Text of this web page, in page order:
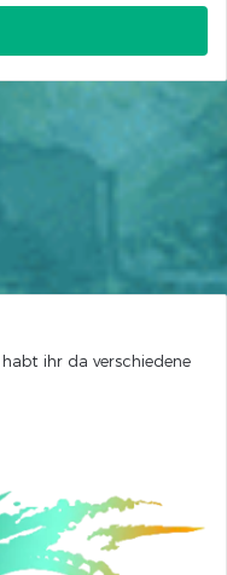
ihr da verschiedene